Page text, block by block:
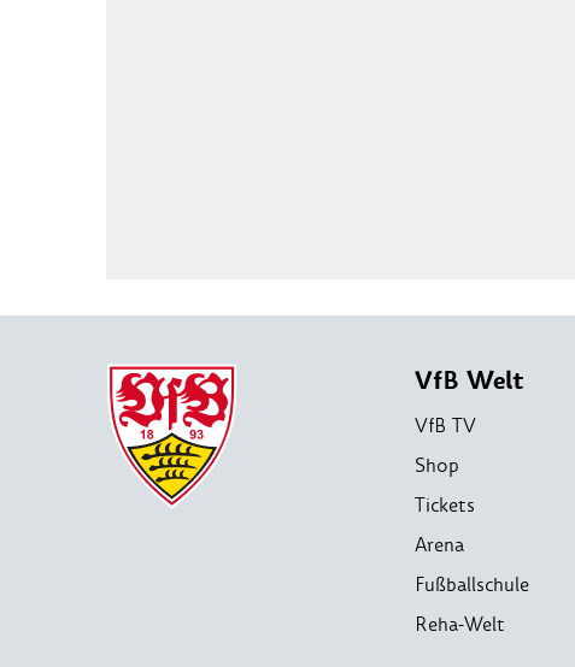
VfB Welt
VfB TV
Shop
Tickets
Arena
Fußballschule
Reha-Welt